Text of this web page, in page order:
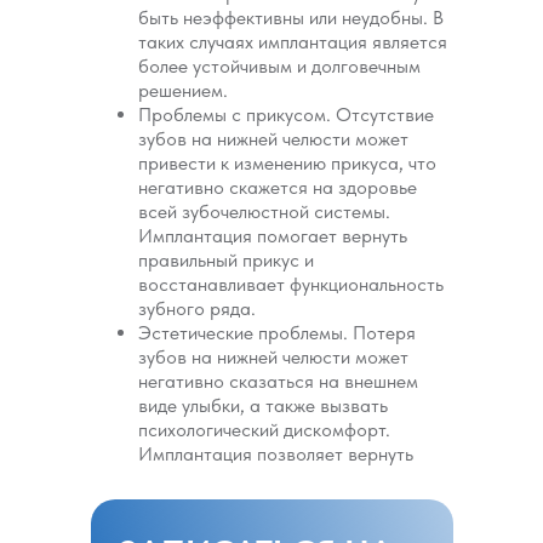
быть неэффективны или неудобны. В
таких случаях имплантация является
более устойчивым и долговечным
решением.
Проблемы с прикусом. Отсутствие
зубов на нижней челюсти может
привести к изменению прикуса, что
негативно скажется на здоровье
всей зубочелюстной системы.
Имплантация помогает вернуть
правильный прикус и
восстанавливает функциональность
зубного ряда.
Эстетические проблемы. Потеря
зубов на нижней челюсти может
негативно сказаться на внешнем
виде улыбки, а также вызвать
психологический дискомфорт.
Имплантация позволяет вернуть
эстетику лица.
ТЕХНОЛОГИИ
ОСОБЕННОСТИ
ПРОТИВОПОКАЗАНИЯ
КАК ПРОХОДИТ
ЭТАПЫ
ПЛЮСЫ И МИНУСЫ
РЕАБИЛИТАЦИЯ